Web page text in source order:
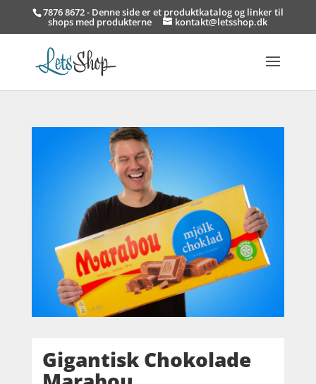
7876 8672 - Denne side er et produktkatalog og linker til
shops med produkterne kontakt@letsshop.dk
Gigantisk Chokolade